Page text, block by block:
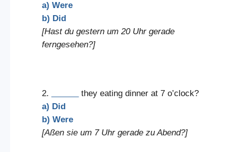
a) Were
b) Did
[Hast du gestern um 20 Uhr gerade
ferngesehen?]
2.
they eating dinner at 7 o’clock?
a) Did
b) Were
[Aßen sie um 7 Uhr gerade zu Abend?]